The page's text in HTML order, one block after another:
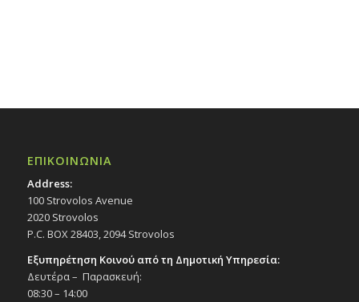
ΕΠΙΚΟΙΝΩΝΙΑ
Address:
100 Strovolos Avenue
2020 Strovolos
P.C. BOX 28403, 2094 Strovolos
Εξυπηρέτηση Κοινού από τη Δημοτική Υπηρεσία:
Δευτέρα – Παρασκευή:
08:30 – 14:00